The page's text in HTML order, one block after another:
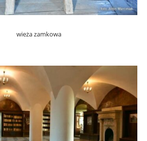
wieża zamkowa